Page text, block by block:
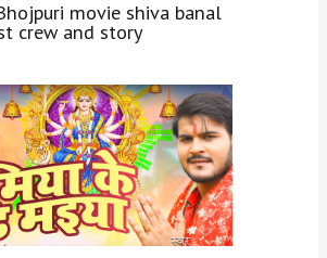
movie shiva banal
crew and story